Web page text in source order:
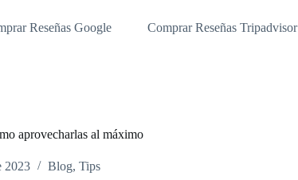
Reseñas Google Comprar Reseñas Tripadvisor
aprovecharlas al máximo
2023 Blog, Tips